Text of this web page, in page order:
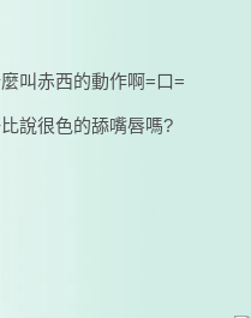
叫赤西的動作啊=口=
說很色的舔嘴唇嗎?